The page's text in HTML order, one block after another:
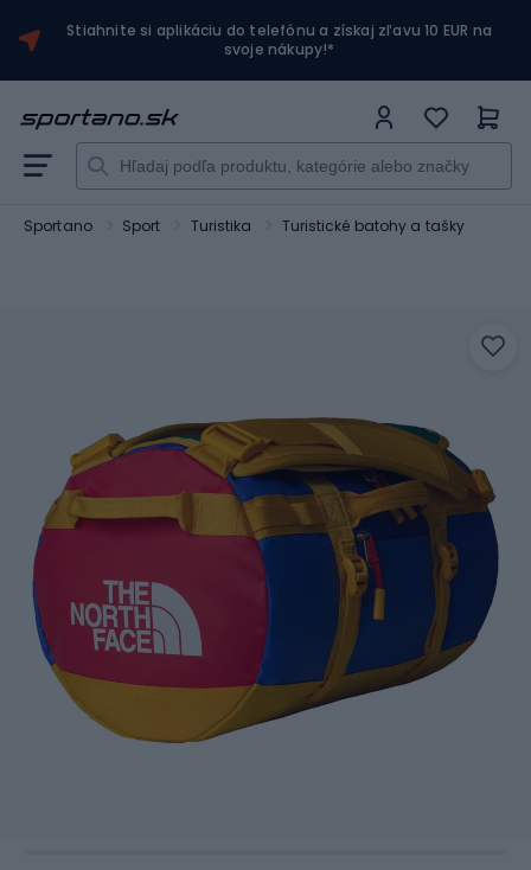
Stiahnite si aplikáciu do telefónu a získaj zľavu 10 EUR na
svoje nákupy!*
Sportano Sport Turistika Turistické batohy a tašky